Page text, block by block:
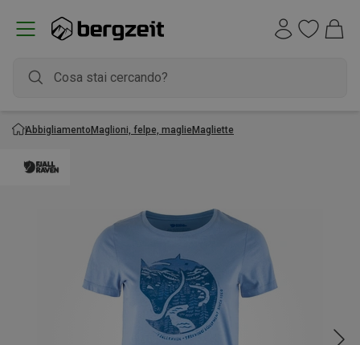
AbbigliamentoMaglioni, felpe, maglieMagliette